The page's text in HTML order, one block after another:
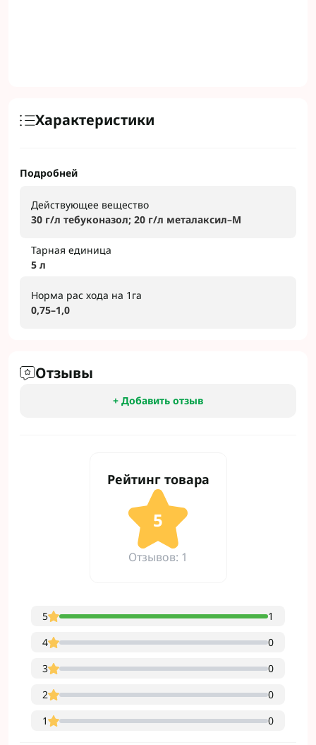
Характеристики
Подробней
Действующее вещество
30 г/л тебуконазол; 20 г/л металаксил–М
Тарная единица
5 л
Норма рас хода на 1га
0,75–1,0
Отзывы
+ Добавить отзыв
Рейтинг товара
5
Отзывов: 1
5
1
4
0
3
0
2
0
1
0